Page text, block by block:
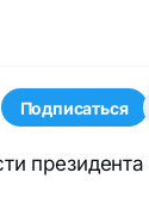
Подписаться
президента